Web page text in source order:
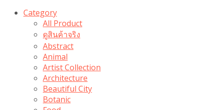
Category
All Product
ดูสินค้าจริง
Abstract
Animal
Artist Collection
Architecture
Beautiful City
Botanic